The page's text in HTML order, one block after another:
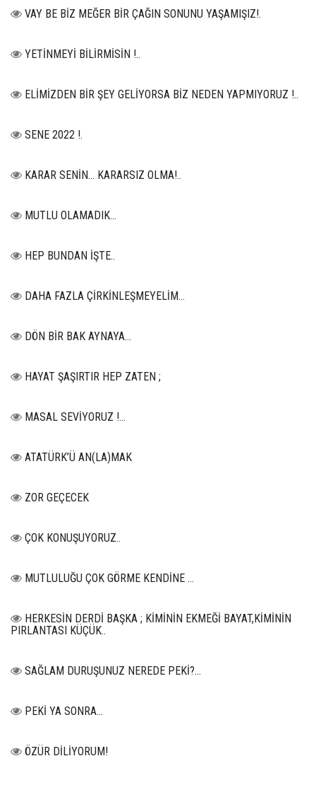
VAY BE BİZ MEĞER BİR ÇAĞIN SONUNU YAŞAMIŞIZ!.
YETİNMEYİ BİLİRMİSİN !..
ELİMİZDEN BİR ŞEY GELİYORSA BİZ NEDEN YAPMIYORUZ !..
SENE 2022 !.
KARAR SENİN… KARARSIZ OLMA!..
MUTLU OLAMADIK…
HEP BUNDAN İŞTE..
DAHA FAZLA ÇİRKİNLEŞMEYELİM…
DÖN BİR BAK AYNAYA...
HAYAT ŞAŞIRTIR HEP ZATEN ;
MASAL SEVİYORUZ !...
ATATÜRK’Ü AN(LA)MAK
ZOR GEÇECEK
ÇOK KONUŞUYORUZ..
MUTLULUĞU ÇOK GÖRME KENDİNE …
HERKESİN DERDİ BAŞKA ; KİMİNİN EKMEĞİ BAYAT,KİMİNİN
PIRLANTASI KÜÇÜK..
SAĞLAM DURUŞUNUZ NEREDE PEKİ?...
PEKİ YA SONRA…
ÖZÜR DİLİYORUM!